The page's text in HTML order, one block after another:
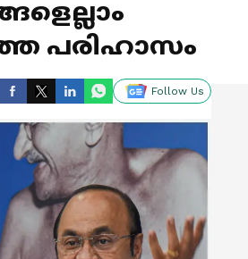
പരിഹാസം
Follow Us